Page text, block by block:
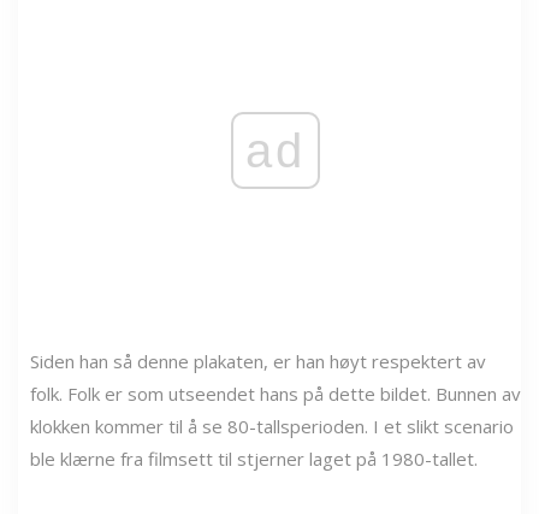
ad
Siden han så denne plakaten, er han høyt respektert av
folk. Folk er som utseendet hans på dette bildet. Bunnen av
klokken kommer til å se 80-tallsperioden. I et slikt scenario
ble klærne fra filmsett til stjerner laget på 1980-tallet.